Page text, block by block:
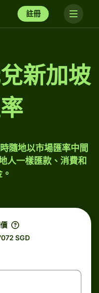
註冊
新加坡
隨地以市場匯率中間
人一樣匯款、消費和
SGD